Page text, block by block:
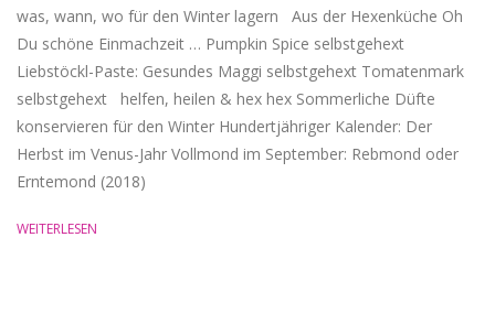
was, wann, wo für den Winter lagern Aus der Hexenküche Oh
Du schöne Einmachzeit … Pumpkin Spice selbstgehext
Liebstöckl-Paste: Gesundes Maggi selbstgehext Tomatenmark
selbstgehext helfen, heilen & hex hex Sommerliche Düfte
konservieren für den Winter Hundertjähriger Kalender: Der
Herbst im Venus-Jahr Vollmond im September: Rebmond oder
Erntemond (2018)
WEITERLESEN